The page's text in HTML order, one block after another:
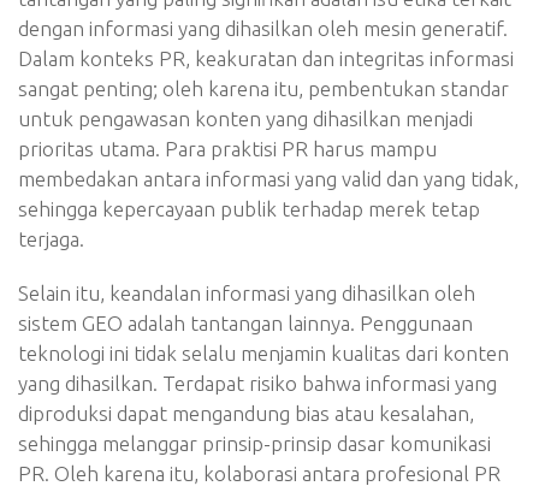
dengan informasi yang dihasilkan oleh mesin generatif.
Dalam konteks PR, keakuratan dan integritas informasi
sangat penting; oleh karena itu, pembentukan standar
untuk pengawasan konten yang dihasilkan menjadi
prioritas utama. Para praktisi PR harus mampu
membedakan antara informasi yang valid dan yang tidak,
sehingga kepercayaan publik terhadap merek tetap
terjaga.
Selain itu, keandalan informasi yang dihasilkan oleh
sistem GEO adalah tantangan lainnya. Penggunaan
teknologi ini tidak selalu menjamin kualitas dari konten
yang dihasilkan. Terdapat risiko bahwa informasi yang
diproduksi dapat mengandung bias atau kesalahan,
sehingga melanggar prinsip-prinsip dasar komunikasi
PR. Oleh karena itu, kolaborasi antara profesional PR